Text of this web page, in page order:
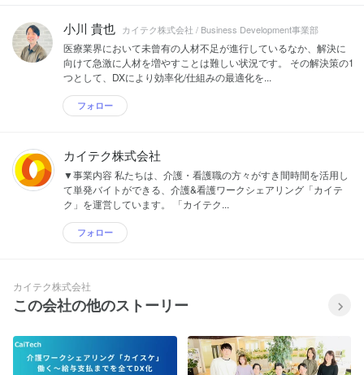
小川 貴也 カイテク株式会社 / Business Development事業部
医療業界において未曾有の人材不足が進行しているなか、解決に
向けて急激に人材を増やすことは難しい状況です。 その解決策の1
つとして、DXにより効率化/仕組みの最適化を...
フォロー
カイテク株式会社
▼事業内容 私たちは、介護・看護職の方々がすき間時間を活用し
て単発バイトができる、介護&看護ワークシェアリング「カイテ
ク」を運営しています。 「カイテク...
フォロー
カイテク株式会社
この会社の他のストーリー